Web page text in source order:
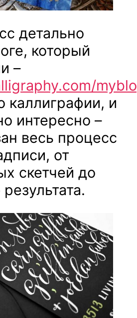
детально
который
–
каллиграфии, и
интересно –
весь процесс
от
скетчей до